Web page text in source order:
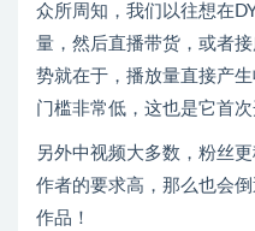
众所周知，我们以往想在
量，然后直播带货，或者
势就在于，播放量直接产
门槛非常低，这也是它首
另外中视频大多数，粉丝
作者的要求高，那么也会
作品！